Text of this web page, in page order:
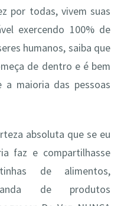
por todas, vivem suas
exercendo 100% de
humanos, saiba que
de dentro e é bem
maioria das pessoas
absoluta que se eu
faz e compartilhasse
de alimentos,
de produtos